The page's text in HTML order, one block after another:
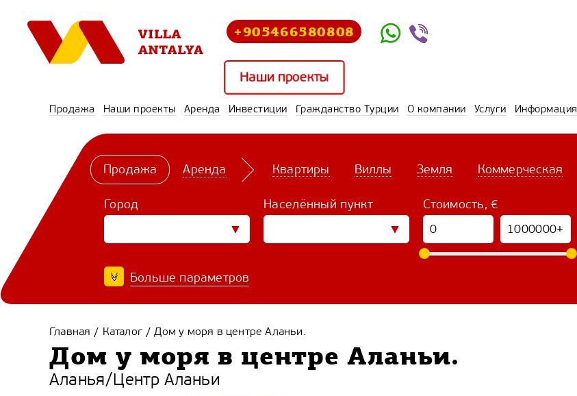
+905466580808
Наши проекты
Продажа Наши проекты Аренда Инвестиции Гражданство Турции О компании Услуги Информация
Квартиры Виллы Земля Коммерческая
Продажа Аренда
Город Населённый пункт
Стоимость, €
Больше параметров
Главная / Каталог / Дом у моря в центре Аланьи.
Дом у моря в центре Аланьи.
Аланья/Центр Аланьи